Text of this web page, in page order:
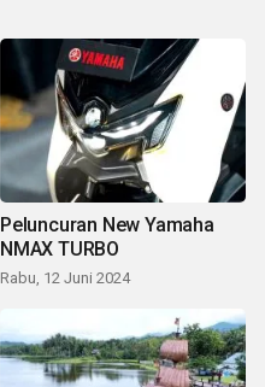
Peluncuran New Yamaha
NMAX TURBO
Rabu, 12 Juni 2024